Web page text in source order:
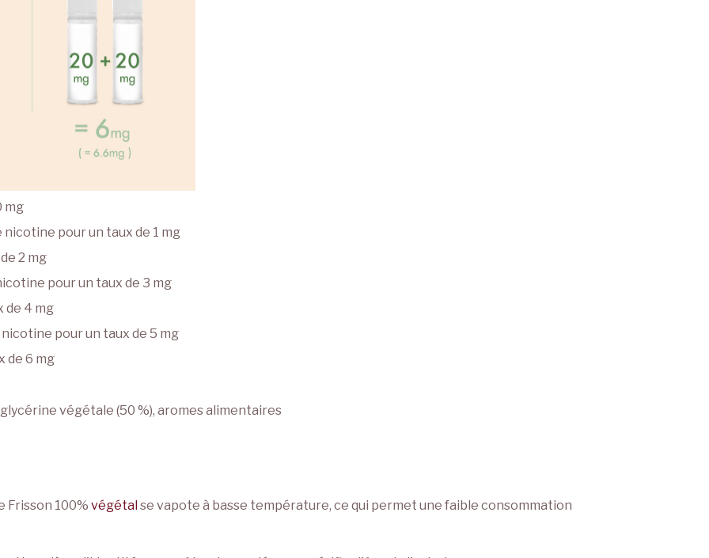
mg
nicotine pour un taux de 1 mg
2 mg
pour un taux de 3 mg
de 4 mg
nicotine pour un taux de 5 mg
de 6 mg
végétale (50 %), aromes alimentaires
Frisson 100% végétal se vapote à basse température, ce qui permet une faible consommation